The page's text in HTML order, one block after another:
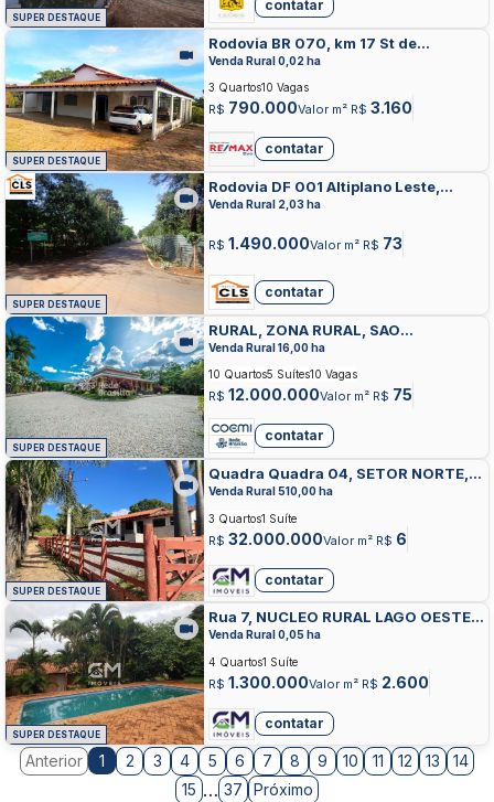
SUPER DESTAQUE
contatar
SUPER DESTAQUE
Rodovia BR 070, km 17 St de
Chácaras A.Gusmão, ZONA RURAL,
Venda Rural 0,02 ha
R$ 790.000Valor m² R$ 3.160
3 Quartos10 Vagas
contatar
SUPER DESTAQUE
Rodovia DF 001 Altiplano Leste,
ALTIPLANO LESTE, BRASILIA
Venda Rural 2,03 ha
R$ 1.490.000Valor m² R$ 73
contatar
SUPER DESTAQUE
RURAL, ZONA RURAL, SAO
SEBASTIAO
Venda Rural 16,00 ha
R$ 12.000.000Valor m² R$ 75
10 Quartos5 Suítes10 Vagas
contatar
SUPER DESTAQUE
Quadra Quadra 04, SETOR NORTE,
PLANALTINA DE GOIAS
Venda Rural 510,00 ha
R$ 32.000.000Valor m² R$ 6
3 Quartos1 Suíte
contatar
SUPER DESTAQUE
Rua 7, NUCLEO RURAL LAGO OESTE,
SOBRADINHO
Venda Rural 0,05 ha
R$ 1.300.000Valor m² R$ 2.600
4 Quartos1 Suíte
contatar
Anterior 1 2 3 4 5 6 7 8 9 10 11 12 13
14
15 … 37 Próximo